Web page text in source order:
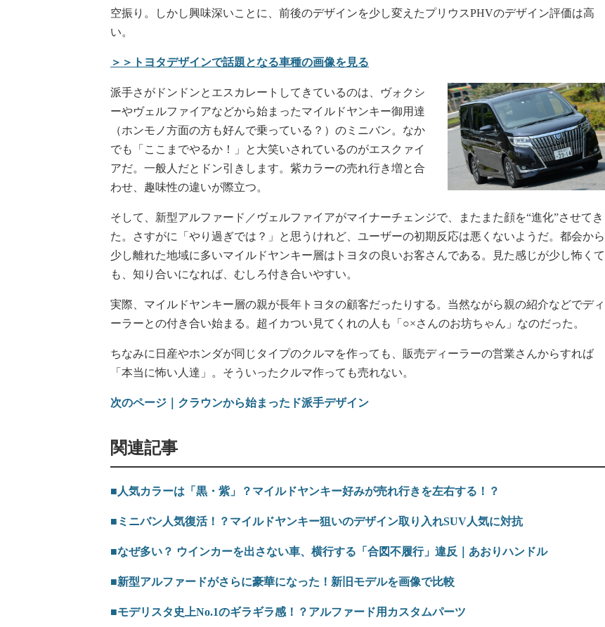
空振り。しかし興味深いことに、前後のデザインを少し変えたプリウスPHVのデザイン評価は高
い。
＞＞トヨタデザインで話題となる車種の画像を見る
派手さがドンドンとエスカレートしてきているのは、ヴォクシ
ーやヴェルファイアなどから始まったマイルドヤンキー御用達
（ホンモノ方面の方も好んで乗っている？）のミニバン。なか
でも「ここまでやるか！」と大笑いされているのがエスクァイ
アだ。一般人だとドン引きします。紫カラーの売れ行き増と合
わせ、趣味性の違いが際立つ。
そして、新型アルファード／ヴェルファイアがマイナーチェンジで、またまた顔を“進化”させてき
た。さすがに「やり過ぎでは？」と思うけれど、ユーザーの初期反応は悪くないようだ。都会から
少し離れた地域に多いマイルドヤンキー層はトヨタの良いお客さんである。見た感じが少し怖くて
も、知り合いになれば、むしろ付き合いやすい。
実際、マイルドヤンキー層の親が長年トヨタの顧客だったりする。当然ながら親の紹介などでディ
ーラーとの付き合い始まる。超イカつい見てくれの人も「○×さんのお坊ちゃん」なのだった。
ちなみに日産やホンダが同じタイプのクルマを作っても、販売ディーラーの営業さんからすれば
「本当に怖い人達」。そういったクルマ作っても売れない。
次のページ｜クラウンから始まったド派手デザイン
関連記事
■人気カラーは「黒・紫」？マイルドヤンキー好みが売れ行きを左右する！？
■ミニバン人気復活！？マイルドヤンキー狙いのデザイン取り入れSUV人気に対抗
■なぜ多い？ ウインカーを出さない車、横行する「合図不履行」違反｜あおりハンドル
■新型アルファードがさらに豪華になった！新旧モデルを画像で比較
■モデリスタ史上No.1のギラギラ感！？アルファード用カスタムパーツ